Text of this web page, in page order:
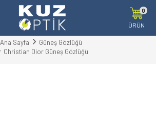
0
ÜRÜN
Ana Sayfa
Güneş Gözlüğü
Christian Dior Güneş Gözlüğü